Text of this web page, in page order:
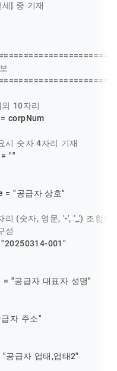
] 중 기재
10자리
= corpNum
시 숫자 4자리 기재
=
""
=
"공급자 상호"
(숫자, 영문, '-', '_') 조합으
성
"20250314-001"
=
"공급자 대표자 성명"
자 주소"
"공급자 업태,업태2"